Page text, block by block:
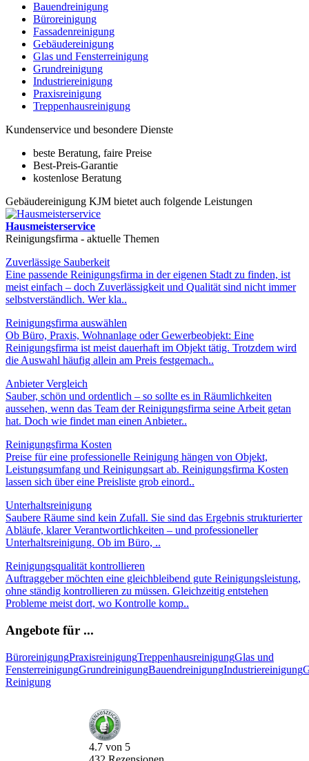
Bauendreinigung
Büroreinigung
Fassadenreinigung
Gebäudereinigung
Glas und Fensterreinigung
Grundreinigung
Industriereinigung
Praxisreinigung
Treppenhausreinigung
Kundenservice und besondere Dienste
beste Beratung, faire Preise
Best-Preis-Garantie
kostenlose Beratung
Gebäudereinigung KJM bietet auch folgende Leistungen
Hausmeisterservice
Reinigungsfirma - aktuelle Themen
Zuverlässige Sauberkeit
Eine passende Reinigungsfirma in der eigenen Stadt zu finden, ist
meist einfach – doch Zuverlässigkeit und Qualität sind nicht immer
selbstverständlich. Wer kla..
Reinigungsfirma auswählen
Ob Büro, Praxis, Wohnanlage oder Gewerbeobjekt: Eine
Reinigungsfirma ist meist dauerhaft im Objekt tätig. Trotzdem wird
die Auswahl häufig allein am Preis festgemach..
Anbieter Vergleich
Sauber, schön und ordentlich – so sollte es in Räumlichkeiten
aussehen, wenn das Team der Reinigungsfirma seine Arbeit getan
hat. Doch wie findet man einen Anbieter..
Reinigungsfirma Kosten
Preise für eine professionelle Reinigung hängen von Objekt,
Leistungsumfang und Reinigungsart ab. Reinigungsfirma Kosten
lassen sich über eine Preisliste grob einord..
Unterhaltsreinigung
Saubere Räume sind kein Zufall. Sie sind das Ergebnis strukturierter
Abläufe, klarer Verantwortlichkeiten – und professioneller
Unterhaltsreinigung. Ob im Büro, ..
Reinigungsqualität kontrollieren
Auftraggeber möchten eine gleichbleibend gute Reinigungsleistung,
ohne ständig kontrollieren zu müssen. Gleichzeitig entstehen
Probleme meist dort, wo Kontrolle komp..
Angebote für ...
BüroreinigungPraxisreinigungTreppenhausreinigungGlas und
FensterreinigungGrundreinigungBauendreinigungIndustriereinigung
Reinigung
4.7 von 5